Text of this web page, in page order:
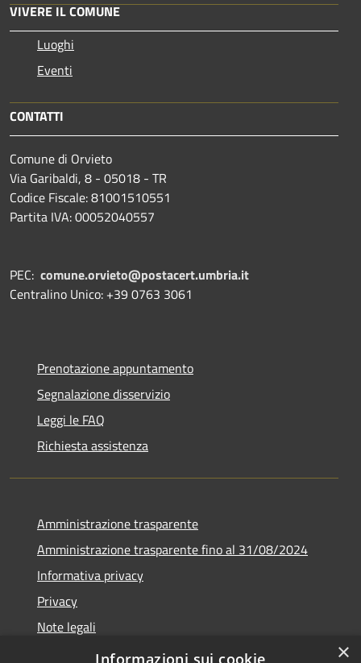
VIVERE IL COMUNE
Luoghi
Eventi
CONTATTI
Comune di Orvieto
Via Garibaldi, 8 - 05018 - TR
Codice Fiscale: 81001510551
Partita IVA: 00052040557
PEC: comune.orvieto@postacert.umbria.it
Centralino Unico: +39 0763 3061
Prenotazione appuntamento
Segnalazione disservizio
Leggi le FAQ
Richiesta assistenza
Amministrazione trasparente
Amministrazione trasparente fino al 31/08/2024
Informativa privacy
Privacy
Note legali
Dichiarazione di accessibilità
×
Informazioni sui cookie